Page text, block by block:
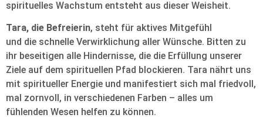
spirituelles Wachstum entsteht aus dieser Weisheit.
Tara, die Befreierin, steht für aktives Mitgefühl
und die schnelle Verwirklichung aller Wünsche. Bitten zu
ihr beseitigen alle Hindernisse, die die Erfüllung unserer
Ziele auf dem spirituellen Pfad blockieren. Tara nährt uns
mit spiritueller Energie und manifestiert sich mal friedvoll,
mal zornvoll, in verschiedenen Farben – alles um
fühlenden Wesen helfen zu können.